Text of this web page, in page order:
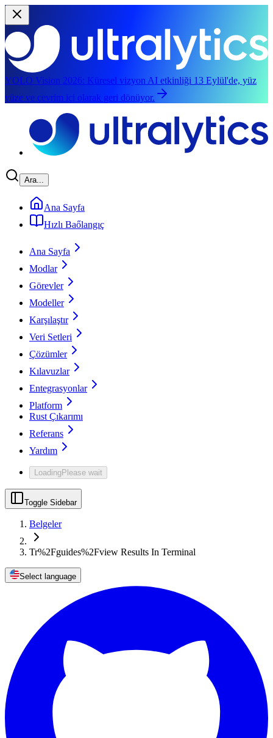
YOLO Vision 2026: Küresel vizyon AI etkinliği 13 Eylül'de, yüz
yüze ve çevrim içi olarak geri dönüyor.
Ara...
Ana Sayfa
Hızlı Baőlangıç
Ana Sayfa
Modlar
Görevler
Modeller
Karşılaştır
Veri Setleri
Çözümler
Kılavuzlar
Entegrasyonlar
Platform
Rust Çıkarımı
Referans
Yardım
LoadingPlease wait
Toggle Sidebar
Belgeler
Tr%2Fguides%2Fview Results In Terminal
Select language